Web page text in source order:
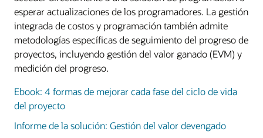
esperar actualizaciones de los programadores. La gestión
integrada de costos y programación también admite
metodologías específicas de seguimiento del progreso de
proyectos, incluyendo gestión del valor ganado (EVM) y
medición del progreso.
Ebook: 4 formas de mejorar cada fase del ciclo de vida
del proyecto
Informe de la solución: Gestión del valor devengado